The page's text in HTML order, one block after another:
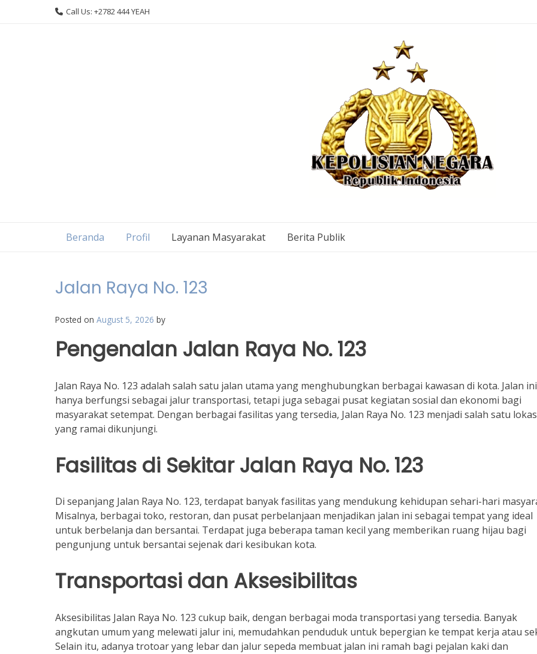
Call Us: +2782 444 YEAH
Beranda Profil Layanan Masyarakat Berita Publik
Jalan Raya No. 123
Posted on August 5, 2026 by
Pengenalan Jalan Raya No. 123
Jalan Raya No. 123 adalah salah satu jalan utama yang menghubungkan berbagai kawasan di kota. Jalan
hanya berfungsi sebagai jalur transportasi, tetapi juga sebagai pusat kegiatan sosial dan ekonomi bagi
masyarakat setempat. Dengan berbagai fasilitas yang tersedia, Jalan Raya No. 123 menjadi salah satu
yang ramai dikunjungi.
Fasilitas di Sekitar Jalan Raya No. 123
Di sepanjang Jalan Raya No. 123, terdapat banyak fasilitas yang mendukung kehidupan sehari-hari
Misalnya, berbagai toko, restoran, dan pusat perbelanjaan menjadikan jalan ini sebagai tempat yang ideal
untuk berbelanja dan bersantai. Terdapat juga beberapa taman kecil yang memberikan ruang hijau bagi
pengunjung untuk bersantai sejenak dari kesibukan kota.
Transportasi dan Aksesibilitas
Aksesibilitas Jalan Raya No. 123 cukup baik, dengan berbagai moda transportasi yang tersedia. Banyak
angkutan umum yang melewati jalur ini, memudahkan penduduk untuk bepergian ke tempat kerja atau
Selain itu, adanya trotoar yang lebar dan jalur sepeda membuat jalan ini ramah bagi pejalan kaki dan